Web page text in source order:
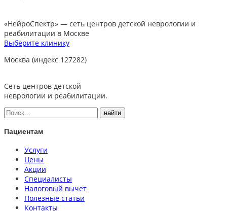
«НейроСпектр» — сеть центров детской неврологии и
реабилитации в Москве
Выберите клинику
Москва (индекс 127282)
Сеть центров детской
неврологии и реабилитации.
Пациентам
Услуги
Цены
Акции
Специалисты
Налоговый вычет
Полезные статьи
Контакты